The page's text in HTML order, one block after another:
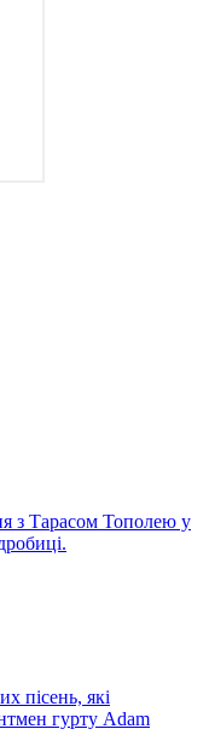
з Тарасом Тополею у
пісень, які
гурту Adam